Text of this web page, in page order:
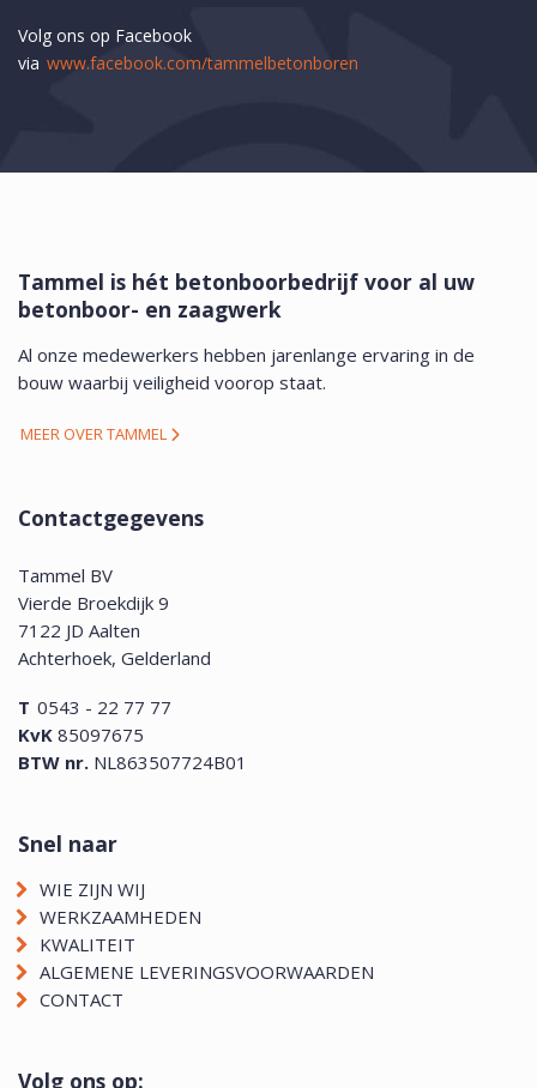
Volg ons op Facebook
via www.facebook.com/tammelbetonboren
Tammel is hét betonboorbedrijf voor al uw
betonboor- en zaagwerk
Al onze medewerkers hebben jarenlange ervaring in de
bouw waarbij veiligheid voorop staat.
MEER OVER TAMMEL
Contactgegevens
Tammel BV
Vierde Broekdijk 9
7122 JD Aalten
Achterhoek, Gelderland
T 0543 - 22 77 77
KvK 85097675
BTW nr. NL863507724B01
Snel naar
WIE ZIJN WIJ
WERKZAAMHEDEN
KWALITEIT
ALGEMENE LEVERINGSVOORWAARDEN
CONTACT
Volg ons op: